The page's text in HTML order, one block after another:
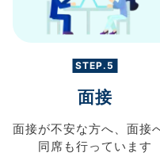
STEP.5
面接
面接が不安な方へ、 面接
同席も行っています